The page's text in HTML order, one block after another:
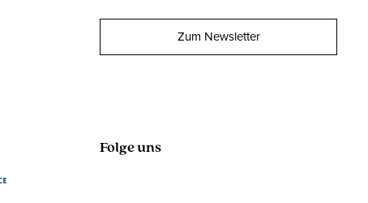
Zum Newsletter
Folge uns